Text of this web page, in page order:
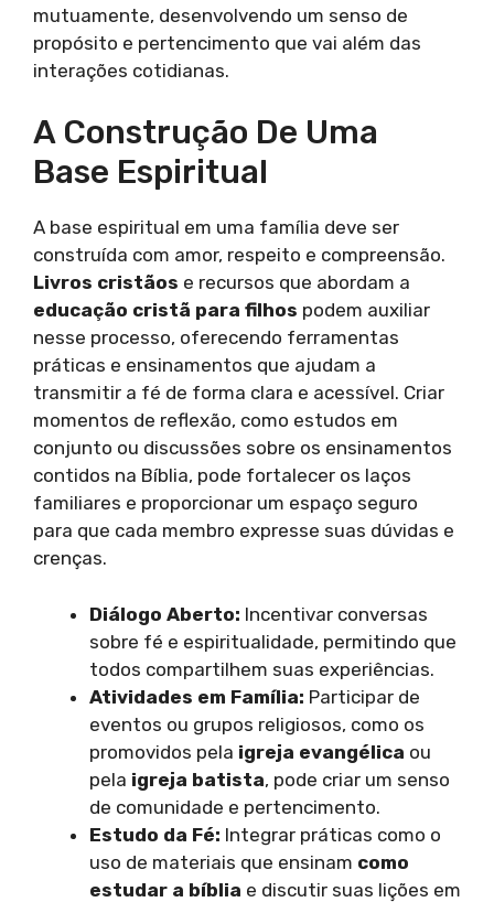
mutuamente, desenvolvendo um senso de
propósito e pertencimento que vai além das
interações cotidianas.
A Construção De Uma
Base Espiritual
A base espiritual em uma família deve ser
construída com amor, respeito e compreensão.
Livros cristãos e recursos que abordam a
educação cristã para filhos podem auxiliar
nesse processo, oferecendo ferramentas
práticas e ensinamentos que ajudam a
transmitir a fé de forma clara e acessível. Criar
momentos de reflexão, como estudos em
conjunto ou discussões sobre os ensinamentos
contidos na Bíblia, pode fortalecer os laços
familiares e proporcionar um espaço seguro
para que cada membro expresse suas dúvidas e
crenças.
Diálogo Aberto: Incentivar conversas
sobre fé e espiritualidade, permitindo que
todos compartilhem suas experiências.
Atividades em Família: Participar de
eventos ou grupos religiosos, como os
promovidos pela igreja evangélica ou
pela igreja batista, pode criar um senso
de comunidade e pertencimento.
Estudo da Fé: Integrar práticas como o
uso de materiais que ensinam como
estudar a bíblia e discutir suas lições em